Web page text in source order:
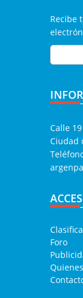
Recibe
Calle
Ciudad
Foro